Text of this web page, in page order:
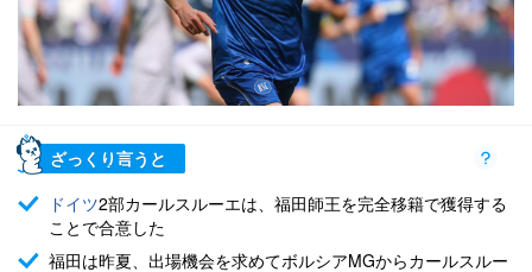
ざっくり言うと
ドイツ2部カールスルーエは、福田師王を完全移籍で獲得する
ことで合意した
福田は昨夏、出場機会を求めてボルシアMGからカールスルー